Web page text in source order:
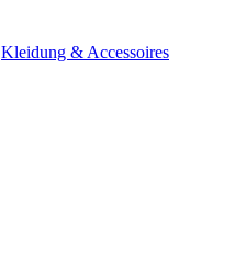
Kleidung & Accessoires